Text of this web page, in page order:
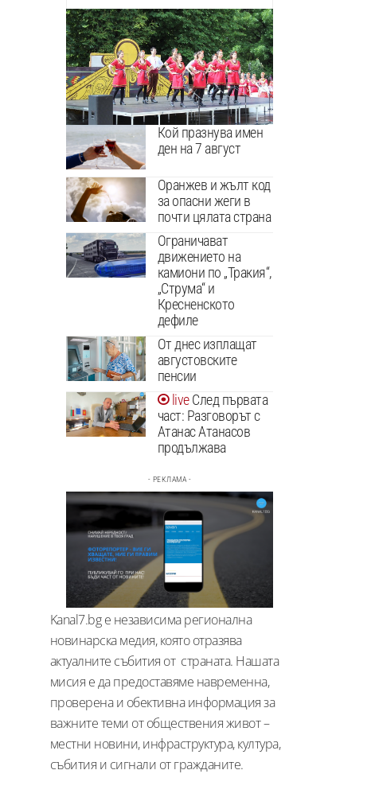
Кой празнува имен
ден на 7 август
Оранжев и жълт код
за опасни жеги в
почти цялата страна
Ограничават
движението на
камиони по „Тракия“,
„Струма“ и
Кресненското
дефиле
От днес изплащат
августовските
пенсии
След първата
част: Разговорът с
Атанас Атанасов
продължава
- РЕКЛАМА -
Kanal7.bg е независима регионална
новинарска медия, която отразява
актуалните събития от страната. Нашата
мисия е да предоставяме навременна,
проверена и обективна информация за
важните теми от обществения живот –
местни новини, инфраструктура, култура,
събития и сигнали от гражданите.